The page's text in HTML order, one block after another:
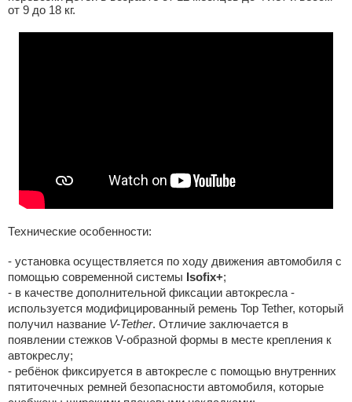
от 9 до 18 кг.
Технические особенности:
- установка осуществляется по ходу движения автомобиля с
помощью современной системы Isofix+;
- в качестве дополнительной фиксации автокресла -
используется модифицированный ремень Top Tether, который
получил название V-Tether. Отличие заключается в
появлении стежков V-образной формы в месте крепления к
автокреслу;
- ребёнок фиксируется в автокресле с помощью внутренних
пятиточечных ремней безопасности автомобиля, которые